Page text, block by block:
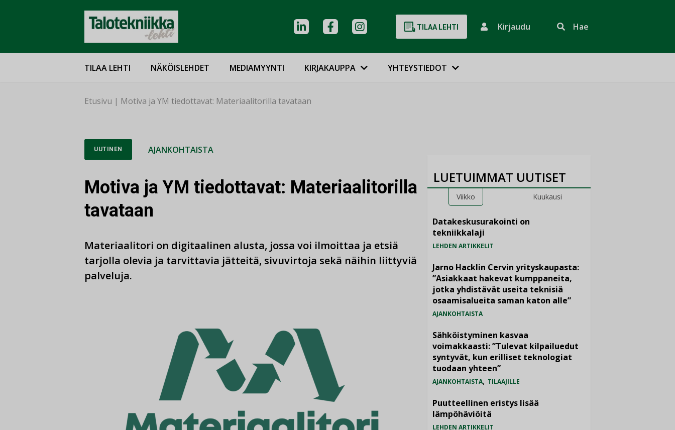
TILAA LEHTI Kirjaudu Hae
TILAA LEHTI NÄKÖISLEHDET MEDIAMYYNTI KIRJAKAUPPA YHTEYSTIEDOT
Etusivu | Motiva ja YM tiedottavat: Materiaalitorilla tavataan
UUTINEN AJANKOHTAISTA
Motiva ja YM tiedottavat: Materiaalitorilla
tavataan
Materiaalitori on digitaalinen alusta, jossa voi ilmoittaa ja etsiä
tarjolla olevia ja tarvittavia jätteitä, sivuvirtoja sekä näihin liittyviä
palveluja.
LUETUIMMAT UUTISET
Viikko Kuukausi
Datakeskusurakointi on
tekniikkalaji
LEHDEN ARTIKKELIT
Jarno Hacklin Cervin yrityskaupasta:
”Asiakkaat hakevat kumppaneita,
jotka yhdistävät useita teknisiä
osaamisalueita saman katon alle”
AJANKOHTAISTA
Sähköistyminen kasvaa
voimakkaasti: ”Tulevat kilpailuedut
syntyvät, kun erilliset teknologiat
tuodaan yhteen”
AJANKOHTAISTA, TILAAJILLE
Puutteellinen eristys lisää
lämpöhäviöitä
LEHDEN ARTIKKELIT